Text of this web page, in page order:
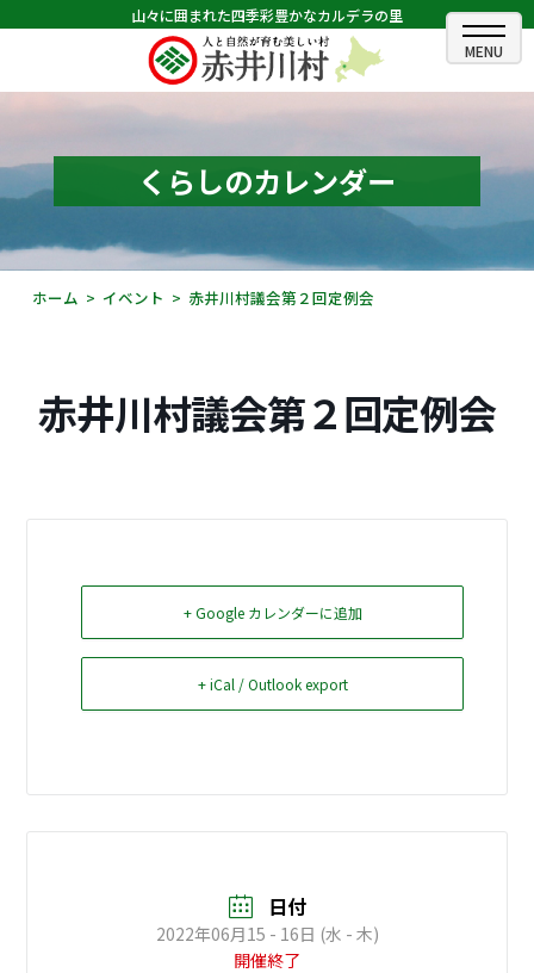
山々に囲まれた四季彩豊かなカルデラの里
ホーム
むらのできごと
むらのプロフィール
くらしの情報
観光・イベント情報
Select Language▼
くらしのカレンダー
ホーム イベント 赤井川村議会第２回定例会
赤井川村議会第２回定例会
+ Google カレンダーに追加
+ iCal / Outlook export
日付
2022年06月15 - 16日 (水 - 木)
開催終了